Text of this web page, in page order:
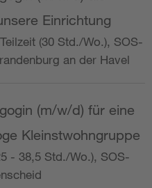
Einrichtung
(30 Std./Wo.), SOS-
an der Havel
(m/w/d) für eine
Kleinstwohngruppe
- 38,5 Std./Wo.), SOS-